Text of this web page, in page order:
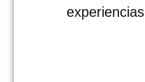
experiencias